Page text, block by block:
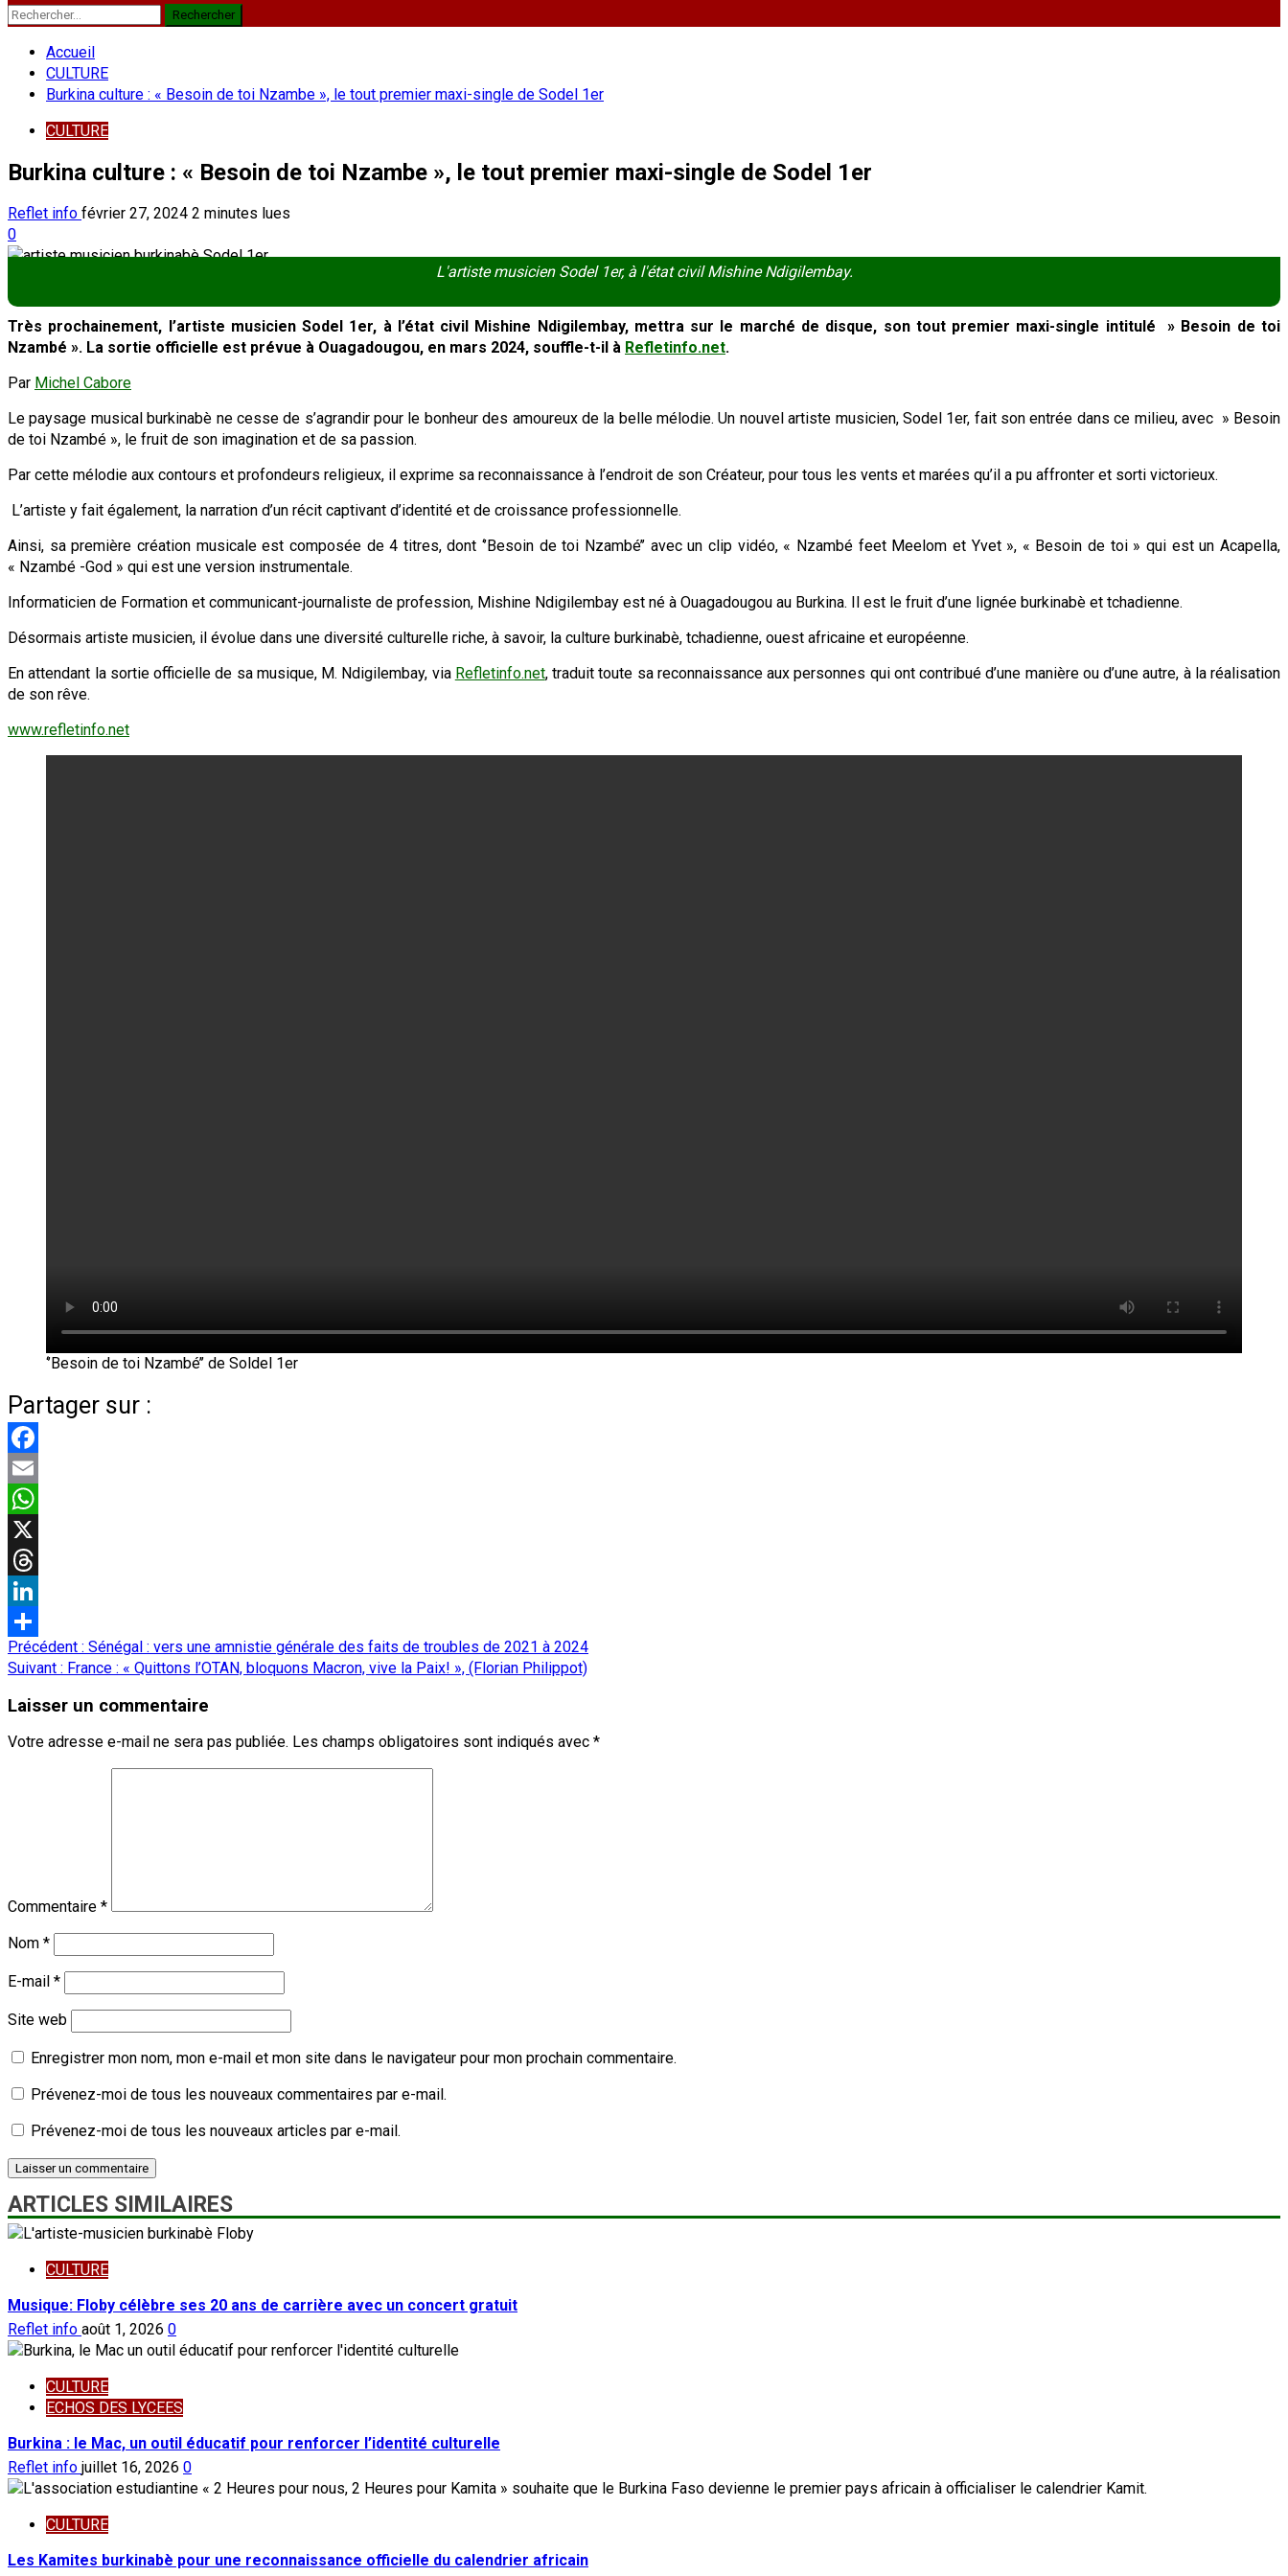
Rechercher :
Accueil
CULTURE
Burkina culture : « Besoin de toi Nzambe », le tout premier maxi-single de Sodel 1er
CULTURE
Burkina culture : « Besoin de toi Nzambe », le tout premier maxi-single de Sodel 1er
Reflet info février 27, 2024 2 minutes lues
0
L'artiste musicien Sodel 1er, à l'état civil Mishine Ndigilembay.
Très prochainement, l’artiste musicien Sodel 1er, à l’état civil Mishine Ndigilembay, mettra sur le marché de disque, son tout premier maxi-single intitulé » Besoin de toi
Nzambé ». La sortie officielle est prévue à Ouagadougou, en mars 2024, souffle-t-il à Refletinfo.net.
Par Michel Cabore
Le paysage musical burkinabè ne cesse de s’agrandir pour le bonheur des amoureux de la belle mélodie. Un nouvel artiste musicien, Sodel 1er, fait son entrée dans ce milieu, avec » Besoin
de toi Nzambé », le fruit de son imagination et de sa passion.
Par cette mélodie aux contours et profondeurs religieux, il exprime sa reconnaissance à l’endroit de son Créateur, pour tous les vents et marées qu’il a pu affronter et sorti victorieux.
L’artiste y fait également, la narration d’un récit captivant d’identité et de croissance professionnelle.
Ainsi, sa première création musicale est composée de 4 titres, dont ‘’Besoin de toi Nzambé’’ avec un clip vidéo, « Nzambé feet Meelom et Yvet », « Besoin de toi » qui est un Acapella,
« Nzambé -God » qui est une version instrumentale.
Informaticien de Formation et communicant-journaliste de profession, Mishine Ndigilembay est né à Ouagadougou au Burkina. Il est le fruit d’une lignée burkinabè et tchadienne.
Désormais artiste musicien, il évolue dans une diversité culturelle riche, à savoir, la culture burkinabè, tchadienne, ouest africaine et européenne.
En attendant la sortie officielle de sa musique, M. Ndigilembay, via Refletinfo.net, traduit toute sa reconnaissance aux personnes qui ont contribué d’une manière ou d’une autre, à la réalisation
de son rêve.
www.refletinfo.net
‘’Besoin de toi Nzambé’’ de Soldel 1er
Partager sur :
Facebook
Email
WhatsApp
X
Threads
LinkedIn
Partager
Navigation
d’article
Précédent : Sénégal : vers une amnistie générale des faits de troubles de 2021 à 2024
Suivant : France : « Quittons l’OTAN, bloquons Macron, vive la Paix! », (Florian Philippot)
Laisser un commentaire
Votre adresse e-mail ne sera pas publiée. Les champs obligatoires sont indiqués avec *
Commentaire *
Nom *
E-mail *
Site web
Enregistrer mon nom, mon e-mail et mon site dans le navigateur pour mon prochain commentaire.
Prévenez-moi de tous les nouveaux commentaires par e-mail.
Prévenez-moi de tous les nouveaux articles par e-mail.
ARTICLES SIMILAIRES
CULTURE
Musique: Floby célèbre ses 20 ans de carrière avec un concert gratuit
Reflet info août 1, 2026 0
CULTURE
ECHOS DES LYCEES
Burkina : le Mac, un outil éducatif pour renforcer l’identité culturelle
Reflet info juillet 16, 2026 0
CULTURE
Les Kamites burkinabè pour une reconnaissance officielle du calendrier africain